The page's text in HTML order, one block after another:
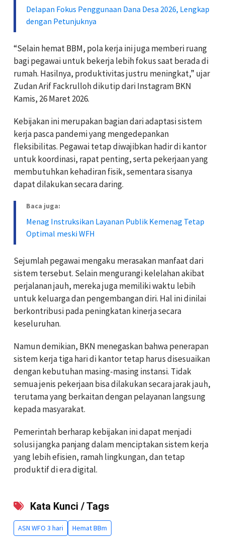
Delapan Fokus Penggunaan Dana Desa 2026, Lengkap
dengan Petunjuknya
“Selain hemat BBM, pola kerja ini juga memberi ruang
bagi pegawai untuk bekerja lebih fokus saat berada di
rumah. Hasilnya, produktivitas justru meningkat,” ujar
Zudan Arif Fackrulloh dikutip dari Instagram BKN
Kamis, 26 Maret 2026.
Kebijakan ini merupakan bagian dari adaptasi sistem
kerja pasca pandemi yang mengedepankan
fleksibilitas. Pegawai tetap diwajibkan hadir di kantor
untuk koordinasi, rapat penting, serta pekerjaan yang
membutuhkan kehadiran fisik, sementara sisanya
dapat dilakukan secara daring.
Baca juga:
Menag Instruksikan Layanan Publik Kemenag Tetap
Optimal meski WFH
Sejumlah pegawai mengaku merasakan manfaat dari
sistem tersebut. Selain mengurangi kelelahan akibat
perjalanan jauh, mereka juga memiliki waktu lebih
untuk keluarga dan pengembangan diri. Hal ini dinilai
berkontribusi pada peningkatan kinerja secara
keseluruhan.
Namun demikian, BKN menegaskan bahwa penerapan
sistem kerja tiga hari di kantor tetap harus disesuaikan
dengan kebutuhan masing-masing instansi. Tidak
semua jenis pekerjaan bisa dilakukan secara jarak jauh,
terutama yang berkaitan dengan pelayanan langsung
kepada masyarakat.
Pemerintah berharap kebijakan ini dapat menjadi
solusi jangka panjang dalam menciptakan sistem kerja
yang lebih efisien, ramah lingkungan, dan tetap
produktif di era digital.
Kata Kunci / Tags
ASN WFO 3 hari Hemat BBm